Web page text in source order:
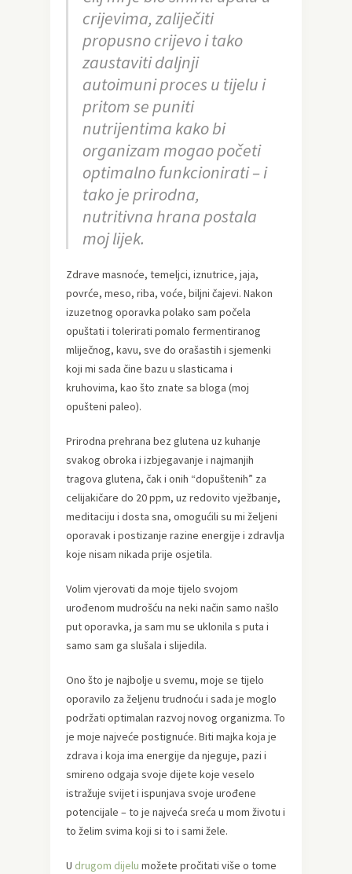
crijevima, zaliječiti
propusno crijevo i tako
zaustaviti daljnji
autoimuni proces u tijelu i
pritom se puniti
nutrijentima kako bi
organizam mogao početi
optimalno funkcionirati – i
tako je prirodna,
nutritivna hrana postala
moj lijek.
Zdrave masnoće, temeljci, iznutrice, jaja,
povrće, meso, riba, voće, biljni čajevi. Nakon
izuzetnog oporavka polako sam počela
opuštati i tolerirati pomalo fermentiranog
mliječnog, kavu, sve do orašastih i sjemenki
koji mi sada čine bazu u slasticama i
kruhovima, kao što znate sa bloga (moj
opušteni paleo).
Prirodna prehrana bez glutena uz kuhanje
svakog obroka i izbjegavanje i najmanjih
tragova glutena, čak i onih “dopuštenih” za
celijakičare do 20 ppm, uz redovito vježbanje,
meditaciju i dosta sna, omogućili su mi željeni
oporavak i postizanje razine energije i zdravlja
koje nisam nikada prije osjetila.
Volim vjerovati da moje tijelo svojom
urođenom mudrošću na neki način samo našlo
put oporavka, ja sam mu se uklonila s puta i
samo sam ga slušala i slijedila.
Ono što je najbolje u svemu, moje se tijelo
oporavilo za željenu trudnoću i sada je moglo
podržati optimalan razvoj novog organizma. To
je moje najveće postignuće. Biti majka koja je
zdrava i koja ima energije da njeguje, pazi i
smireno odgaja svoje dijete koje veselo
istražuje svijet i ispunjava svoje urođene
potencijale – to je najveća sreća u mom životu i
to želim svima koji si to i sami žele.
U drugom dijelu možete pročitati više o tome